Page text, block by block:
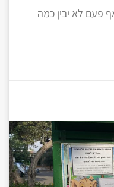
אף פעם לא יבין כמה